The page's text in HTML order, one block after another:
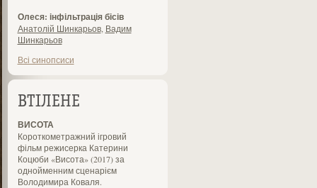
Олеся: інфільтрація бісів
Анатолій Шинкарьов, Вадим
Шинкарьов
Всі синопсиси
ВТІЛЕНЕ
ВИСОТА
Короткометражний ігровий
фільм режисерка Катерини
Коцюби «Висота» (2017) за
однойменним сценарієм
Володимира Коваля.